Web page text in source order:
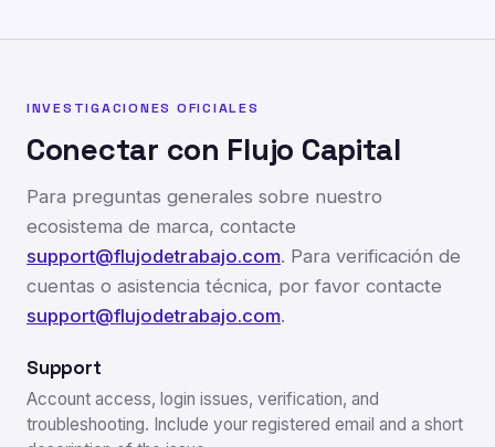
INVESTIGACIONES OFICIALES
Conectar con Flujo Capital
Para preguntas generales sobre nuestro
ecosistema de marca, contacte
support@flujodetrabajo.com. Para verificación de
cuentas o asistencia técnica, por favor contacte
support@flujodetrabajo.com.
Support
Account access, login issues, verification, and
troubleshooting. Include your registered email and a short